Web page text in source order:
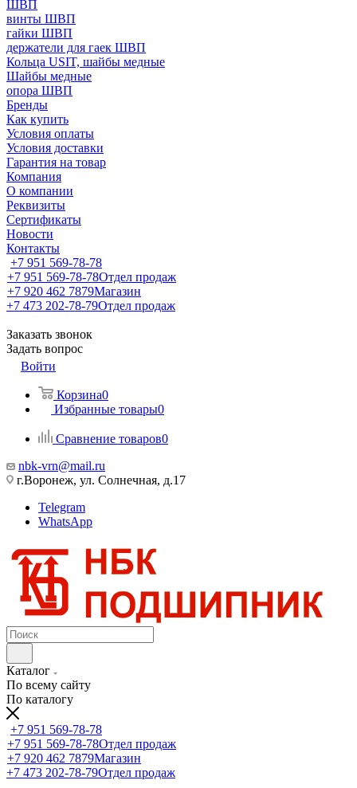
ШВП
винты ШВП
гайки ШВП
держатели для гаек ШВП
Кольца USIT, шайбы медные
Шайбы медные
опора ШВП
Бренды
Как купить
Условия оплаты
Условия доставки
Гарантия на товар
Компания
О компании
Реквизиты
Сертификаты
Новости
Контакты
+7 951 569-78-78
+7 951 569-78-78Отдел продаж
+7 920 462 7879Магазин
+7 473 202-78-79Отдел продаж
Заказать звонок
Задать вопрос
Войти
Корзина0
Избранные товары0
Сравнение товаров0
nbk-vrn@mail.ru
г.Воронеж, ул. Солнечная, д.17
Telegram
WhatsApp
Каталог
По всему сайту
По каталогу
+7 951 569-78-78
+7 951 569-78-78Отдел продаж
+7 920 462 7879Магазин
+7 473 202-78-79Отдел продаж